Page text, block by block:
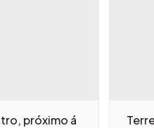
próximo á